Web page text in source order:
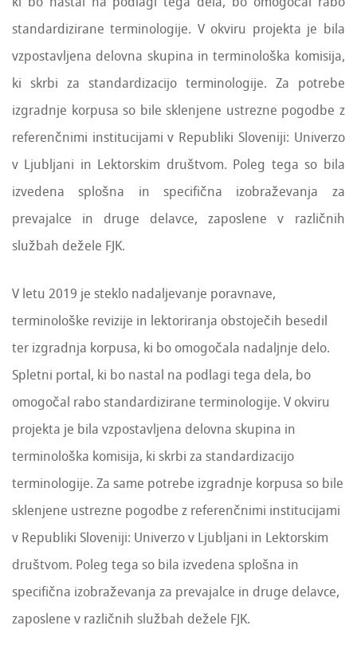
standardizirane terminologije. V okviru projekta je bila
vzpostavljena delovna skupina in terminološka komisija,
ki skrbi za standardizacijo terminologije. Za potrebe
izgradnje korpusa so bile sklenjene ustrezne pogodbe z
referenčnimi institucijami v Republiki Sloveniji: Univerzo
v Ljubljani in Lektorskim društvom. Poleg tega so bila
izvedena splošna in specifična izobraževanja za
prevajalce in druge delavce, zaposlene v različnih
službah dežele FJK.
V letu 2019 je steklo nadaljevanje poravnave,
terminološke revizije in lektoriranja obstoječih besedil
ter izgradnja korpusa, ki bo omogočala nadaljnje delo.
Spletni portal, ki bo nastal na podlagi tega dela, bo
omogočal rabo standardizirane terminologije. V okviru
projekta je bila vzpostavljena delovna skupina in
terminološka komisija, ki skrbi za standardizacijo
terminologije. Za same potrebe izgradnje korpusa so bile
sklenjene ustrezne pogodbe z referenčnimi institucijami
v Republiki Sloveniji: Univerzo v Ljubljani in Lektorskim
društvom. Poleg tega so bila izvedena splošna in
specifična izobraževanja za prevajalce in druge delavce,
zaposlene v različnih službah dežele FJK.